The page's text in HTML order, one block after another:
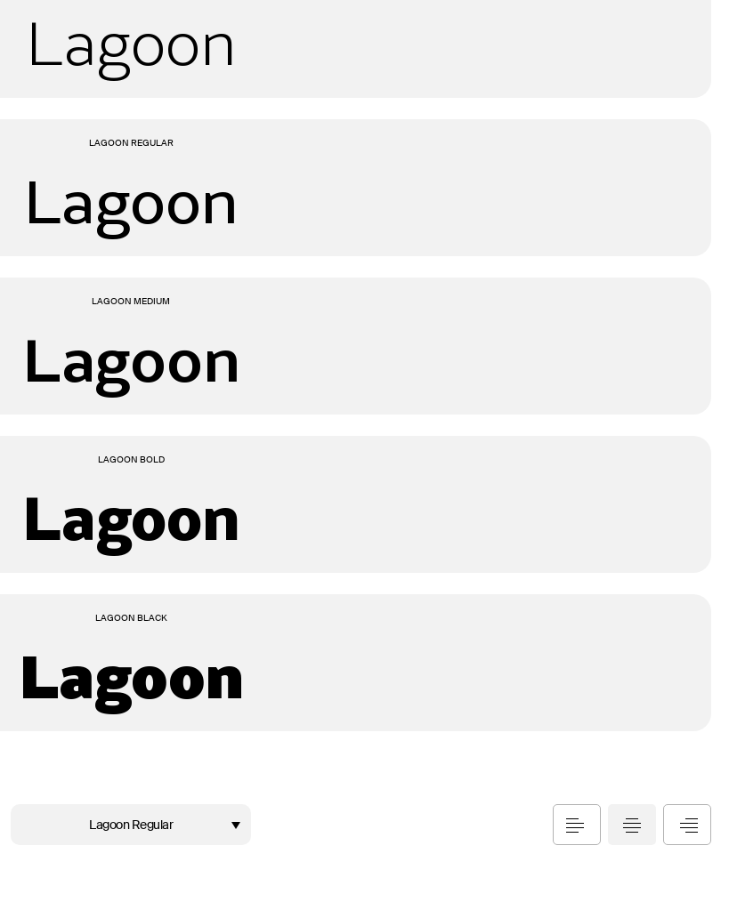
Lagoon
LAGOON REGULAR
Lagoon
LAGOON MEDIUM
Lagoon
LAGOON BOLD
Lagoon
LAGOON BLACK
Lagoon
Lagoon Regular